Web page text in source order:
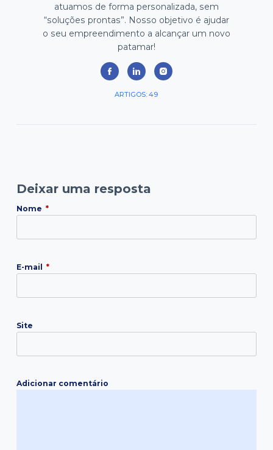
atuamos de forma personalizada, sem
“soluções prontas”. Nosso objetivo é ajudar
o seu empreendimento a alcançar um novo
patamar!
ARTIGOS: 49
Deixar uma resposta
Nome *
E-mail *
Site
Adicionar comentário